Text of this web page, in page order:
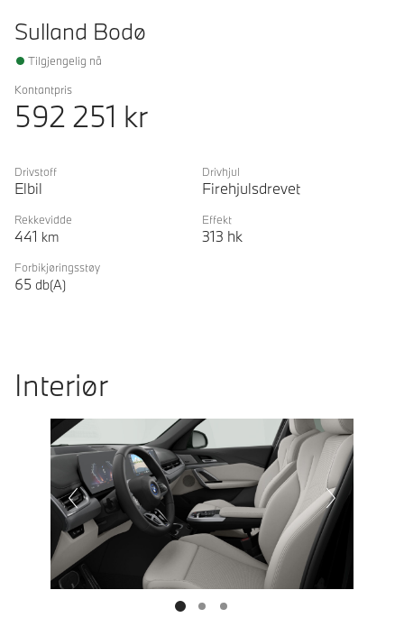
Sulland Bodø
Tilgjengelig nå
Kontantpris
592 251 kr
Drivstoff
Elbil
Drivhjul
Firehjulsdrevet
Rekkevidde
441 km
Effekt
313 hk
Forbikjøringsstøy
65 db(A)
Interiør
Next